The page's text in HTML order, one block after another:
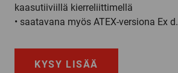
kaasutiiviillä kierreliittimellä
• saatavana myös ATEX-versiona Ex d.
KYSY LISÄÄ